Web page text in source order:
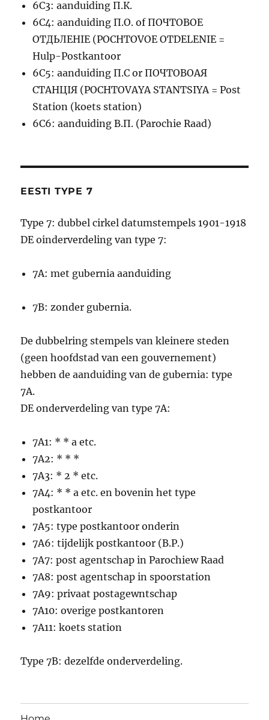
6C3: aanduiding П.К.
6C4: aanduiding П.О. of ПОЧТОВОЕ
ОТДЬЛЕНIЕ (POCHTOVOE OTDELENIE =
Hulp-Postkantoor
6C5: aanduiding П.С or ПОЧТОВОАЯ
СТАНЦIЯ (POCHTOVAYA STANTSIYA = Post
Station (koets station)
6C6: aanduiding В.П. (Parochie Raad)
EESTI TYPE 7
Type 7: dubbel cirkel datumstempels 1901-1918
DE oinderverdeling van type 7:
7A: met gubernia aanduiding
7B: zonder gubernia.
De dubbelring stempels van kleinere steden
(geen hoofdstad van een gouvernement)
hebben de aanduiding van de gubernia: type
7A.
DE onderverdeling van type 7A:
7A1: * * a etc.
7A2: * * *
7A3: * 2 * etc.
7A4: * * a etc. en bovenin het type
postkantoor
7A5: type postkantoor onderin
7A6: tijdelijk postkantoor (B.P.)
7A7: post agentschap in Parochiew Raad
7A8: post agentschap in spoorstation
7A9: privaat postagewntschap
7A10: overige postkantoren
7A11: koets station
Type 7B: dezelfde onderverdeling.